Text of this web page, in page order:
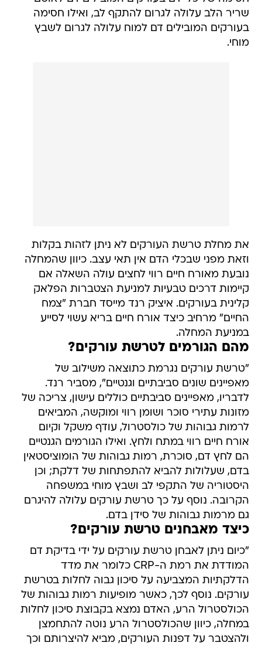
שריר הלב עלולה לגרום להתקף לב, ואילו חסימה
בעורקים המובילים דם למוח עלולה לגרום לשבץ
מוחי.
את מחלת טרשת העורקים לא ניתן לזהות בקלות
וזאת מפני שבכלי הדם אין תאי עצב. כיוון שהמחלה
נובעת מאורח חיים רווי לחצים עולה השאלה אם
קיימות דרכים טבעיות למניעת הצטברות הפלאק
קלינית בעורקים. איציק רנד מייסד חברת "צמח
החיים" מרחיב כיצד אורח חיים בריא עשוי לסייע
במניעת המחלה.
מהם הגורמים לטרשת עורקים?
"טרשת עורקים נגרמת כתוצאה משילוב של
מאפיינים שונים סביבתיים וגנטיים", מסביר רנד.
לדבריו, מאפיינים סביבתיים כוללים עישון, צריכה של
מזונות עתירי סוכר ושומן רווי ומוקשה, המביאים
לרמות גבוהות של כולסטרול, עודף משקל וקיום
אורח חיים רווי במתח ולחץ. ואילו הגורמים הגנטיים
הם לחץ דם, סוכרת, רמות גבוהות של הומוציסטאין
בדם, שעלולות להביא להתפתחות של דלקת; וכן
היסטוריה של התקפי לב ושבץ מוחי במשפחה
הקרובה. נוסף על כך טרשת עורקים עלולה להיגרם
גם מרמות גבוהות של סידן בדם.
כיצד מאבחנים טרשת עורקים?
"כיום ניתן לאבחן טרשת עורקים על ידי בדיקת דם
המודדת את רמת ה-CRP כלומר את מדד
הדלקתיות המצביעה על סיכון גבוה לחלות בטרשת
עורקים. נוסף לכך, כאשר מופיעות רמות גבוהות של
הכולסטרול הרע, האדם נמצא בקבוצת סיכון לחלות
במחלה, כיוון שהכולסטרול הרע נוטה להתחמצן
ולהצטבר על דפנות העורקים, מביא להיצרותם וכך